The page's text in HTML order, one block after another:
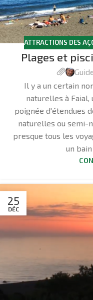
ATTRACTIONS DES
Plages et
Il y a un certain
naturelles à Faial,
poignée d'étendues
naturelles ou semi-
presque tous les
un
25
DÉC